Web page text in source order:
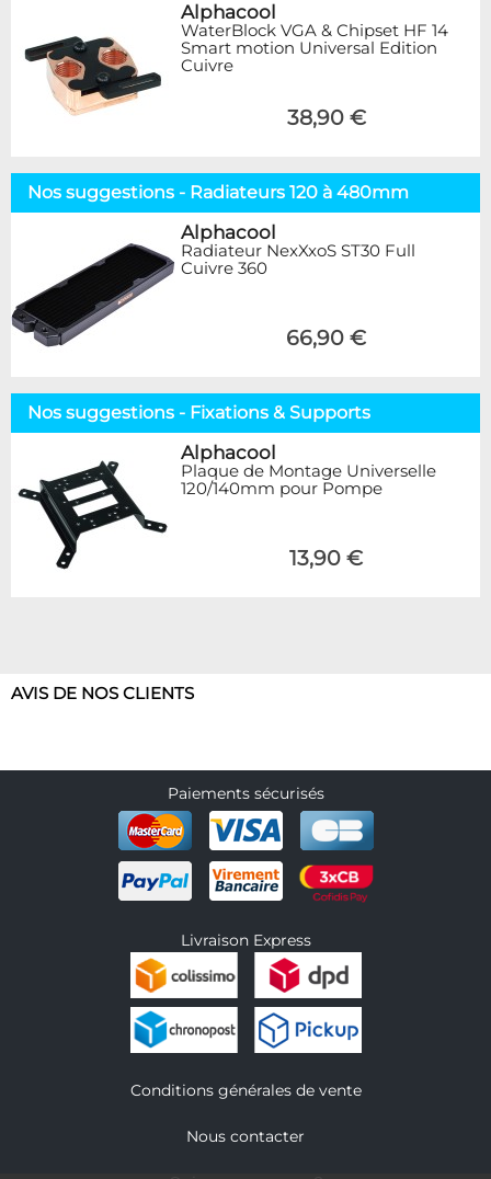
Alphacool
WaterBlock VGA & Chipset HF 14
Smart motion Universal Edition
Cuivre
38,90 €
Nos suggestions - Radiateurs 120 à 480mm
Alphacool
Radiateur NexXxoS ST30 Full
Cuivre 360
66,90 €
Nos suggestions - Fixations & Supports
Alphacool
Plaque de Montage Universelle
120/140mm pour Pompe
13,90 €
AVIS DE NOS CLIENTS
Paiements sécurisés
Livraison Express
Conditions générales de vente
Nous contacter